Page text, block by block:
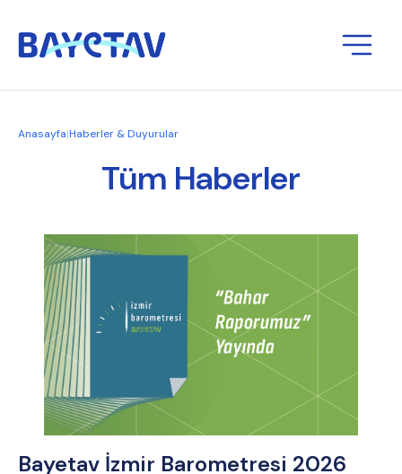
Anasayfa|Haberler & Duyurular
Tüm Haberler
Bayetav İzmir Barometresi 2026